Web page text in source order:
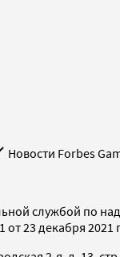
Новости Forbes
службой по
23 декабря 2021